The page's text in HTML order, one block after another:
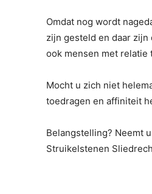
Omdat nog wordt
zijn gesteld en daar
ook mensen met relatie
Mocht u zich niet
toedragen en affiniteit
Belangstelling? Neemt
Struikelstenen